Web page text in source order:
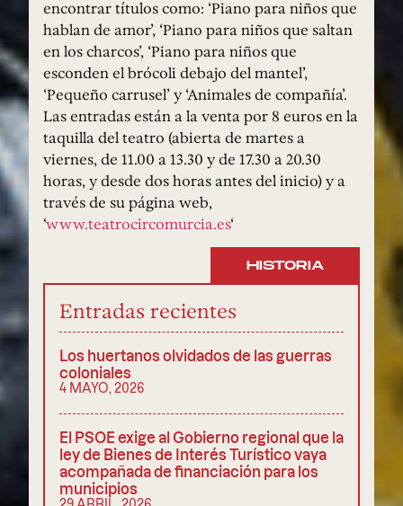
encontrar títulos como: ‘Piano para niños que
hablan de amor’, ‘Piano para niños que saltan
en los charcos’, ‘Piano para niños que
esconden el brócoli debajo del mantel’,
‘Pequeño carrusel’ y ‘Animales de compañía’.
Las entradas están a la venta por 8 euros en la
taquilla del teatro (abierta de martes a
viernes, de 11.00 a 13.30 y de 17.30 a 20.30
horas, y desde dos horas antes del inicio) y a
través de su página web,
‘www.teatrocircomurcia.es‘
HISTORIA
Entradas recientes
Los huertanos olvidados de las guerras
coloniales
4 MAYO, 2026
El PSOE exige al Gobierno regional que la
ley de Bienes de Interés Turístico vaya
acompañada de financiación para los
municipios